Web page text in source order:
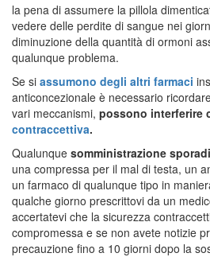
la pena di assumere la pillola
vedere delle perdite di sangue nei
diminuzione della quantità di ormoni
qualunque problema.
Se si assumono degli altri farmaci
anticoncezionale è necessario
vari meccanismi, possono interferire
contraccettiva.
Qualunque somministrazione
una compressa per il mal di testa, un
un farmaco di qualunque tipo in
qualche giorno prescrittovi da un
accertatevi che la sicurezza
compromessa e se non avete notizie
precauzione fino a 10 giorni dopo la